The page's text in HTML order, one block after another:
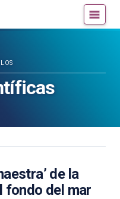
de la
fondo del mar